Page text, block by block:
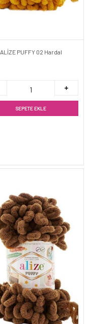
ALİZE PUFFY 02 Hardal
SEPETE EKLE